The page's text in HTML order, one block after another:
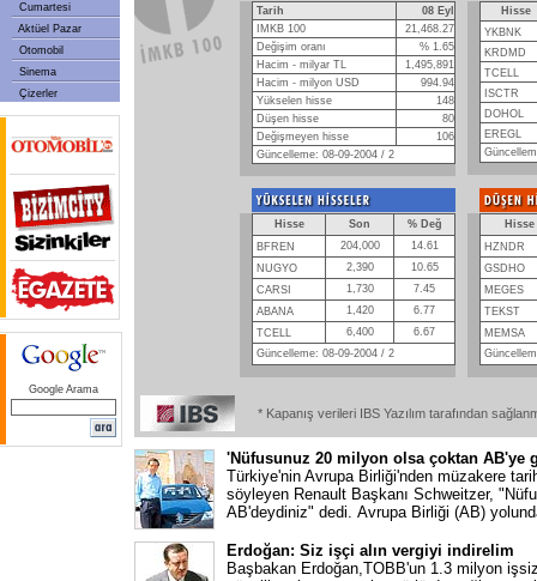
Cumartesi
Aktüel Pazar
Otomobil
Sinema
Çizerler
Google Arama
Tarih
08 Eyl
IMKB 100
21,468.27
Değişim oranı
% 1.65
Hacim - milyar TL
1,495,891
Hacim - milyon USD
994.94
Yükselen hisse
148
Düşen hisse
80
Değişmeyen hisse
106
Güncelleme: 08-09-2004 / 2
Hisse
YKBNK
KRDMD
TCELL
ISCTR
DOHOL
EREGL
Hisse Son
% Değ
BFREN
204,000
14.61
NUGYO
2,390
10.65
CARSI
1,730
7.45
ABANA
1,420
6.77
TCELL
6,400
6.67
Güncelleme: 08-09-2004 / 2
Hisse
HZNDR
GSDHO
MEGES
TEKST
MEMSA
* Kapanış verileri IBS Yazılım tarafından
'Nüfusunuz 20 milyon olsa çoktan AB'ye
Türkiye'nin Avrupa Birliği'nden müzakere
söyleyen Renault Başkanı Schweitzer,
AB'deydiniz" dedi. Avrupa Birliği (AB)
Erdoğan: Siz işçi alın vergiyi indirelim
Başbakan Erdoğan,TOBB'un 1.3 milyon